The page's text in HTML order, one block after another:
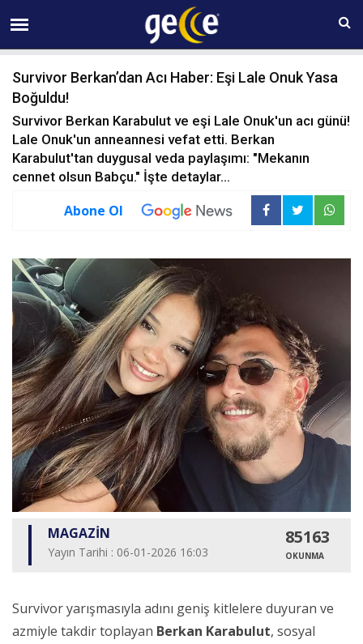
07 AĞUSTOS Cuma 11:46
Survivor Berkan’dan Acı Haber: Eşi Lale Onuk Yasa
Boğuldu!
Survivor Berkan Karabulut ve eşi Lale Onuk'un acı günü!
Lale Onuk'un anneannesi vefat etti. Berkan
Karabulut'tan duygusal veda paylaşımı: "Mekanın
cennet olsun Babçu." İşte detaylar...
Abone Ol
MAGAZİN
Yayın Tarihi : 06-01-2026 16:03
85163
OKUNMA
Survivor yarışmasıyla adını geniş kitlelere duyuran ve
azmiyle takdir toplayan Berkan Karabulut, sosyal